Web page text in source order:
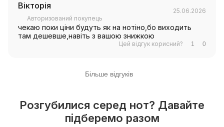
Вікторія
Авторизований покупець
25.06.2026
чекаю поки ціни будуть як на нотіно,бо виходить
там дешевше,навіть з вашою знижкою
Цей відгук корисний? 1 0
Більше відгуків
Розгубилися серед нот? Давайте
підберемо разом